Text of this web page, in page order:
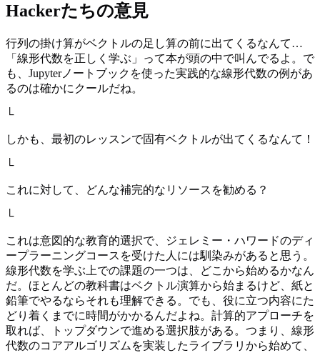
Hackerたちの意見
行列の掛け算がベクトルの足し算の前に出てくるなんて…
「線形代数を正しく学ぶ」って本が頭の中で叫んでるよ。で
も、Jupyterノートブックを使った実践的な線形代数の例があ
るのは確かにクールだね。
└
しかも、最初のレッスンで固有ベクトルが出てくるなんて！
└
これに対して、どんな補完的なリソースを勧める？
└
これは意図的な教育的選択で、ジェレミー・ハワードのディ
ープラーニングコースを受けた人には馴染みがあると思う。
線形代数を学ぶ上での課題の一つは、どこから始めるかなん
だ。ほとんどの教科書はベクトル演算から始まるけど、紙と
鉛筆でやるならそれも理解できる。でも、役に立つ内容にた
どり着くまでに時間がかかるんだよね。計算的アプローチを
取れば、トップダウンで進める選択肢がある。つまり、線形
代数のコアアルゴリズムを実装したライブラリから始めて、